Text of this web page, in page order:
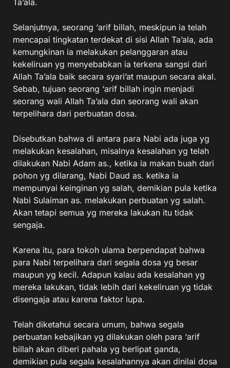
Ta’ala.
Selanjutnya, seorang ‘arif billah, meskipun ia telah
mencapai tingkatan terdekat di sisi Allah Ta’ala, ada
kemungkinan ia melakukan pelanggaran atau
kekeliruan yg menyebabkan ia terkena sangsi dari
Allah Ta’ala baik secara syari’at maupun secara akal.
Sebab, tujuan seorang ‘arif billah ingin menjadi
seorang wali Allah Ta’ala dan seorang wali akan
terpelihara dari perbuatan dosa.
Disebutkan bahwa di antara para Nabi ada juga yg
melakukan kesalahan, misalnya kesalahan yg telah
dilakukan Nabi Adam as., ketika ia makan buah dari
pohon yg dilarang, Nabi Daud as. ketika ia
mempunyai keinginan yg salah, demikian pula ketika
Nabi Sulaiman as. melakukan perbuatan yg salah.
Akan tetapi semua yg mereka lakukan itu tidak
sengaja.
Karena itu, para tokoh ulama berpendapat bahwa
para Nabi terpelihara dari segala dosa yg besar
maupun yg kecil. Adapun kalau ada kesalahan yg
mereka lakukan, tidak lebih dari kekeliruan yg tidak
disengaja atau karena faktor lupa.
Telah diketahui secara umum, bahwa segala
perbuatan kebajikan yg dilakukan oleh para ‘arif
billah akan diberi pahala yg berlipat ganda,
demikian pula segala kesalahannya akan dinilai dosa